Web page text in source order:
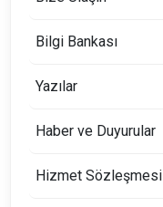
Bilgi Bankası
Yazılar
Haber ve Duyurular
Hizmet Sözleşmesi